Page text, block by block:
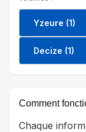
Yzeure (1)
Decize (1)
Comment
Chaque